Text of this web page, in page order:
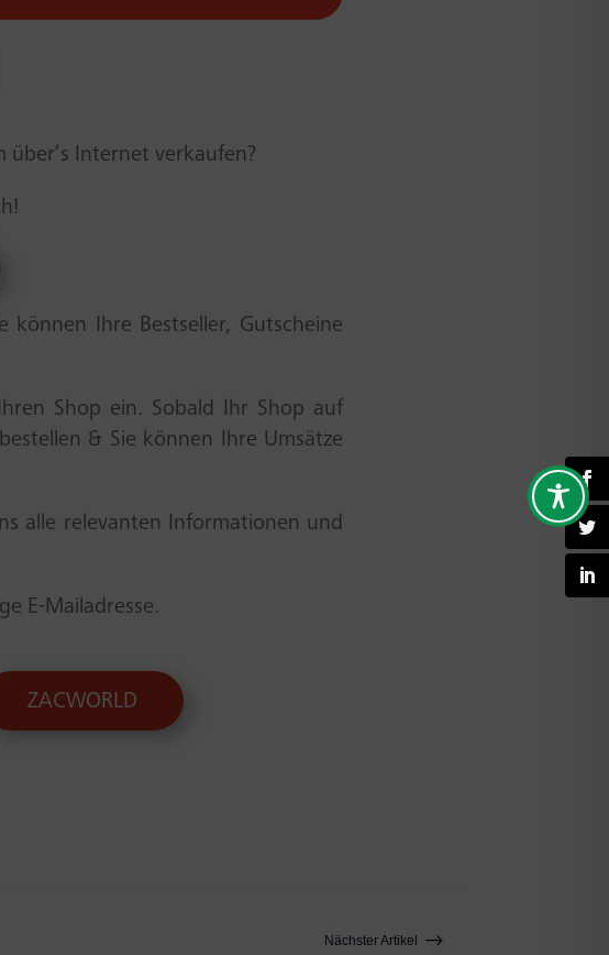
über’s Internet verkaufen?
Ihre Bestseller, Gutscheine
Shop ein. Sobald Ihr Shop auf
& Sie können Ihre Umsätze
alle relevanten Informationen und
E-Mailadresse.
ZACWORLD
Nächster Artikel $